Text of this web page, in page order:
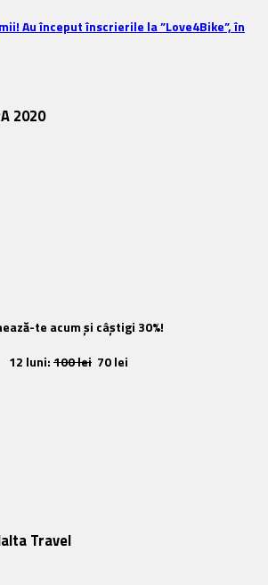
Au început înscrierile la ”Love4Bike”, în
2020
te acum și câștigi 30%!
12 luni:100 lei 70 lei
Travel